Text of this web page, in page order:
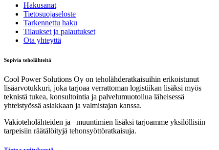
Hakusanat
Tietosuojaseloste
Tarkennettu haku
Tilaukset ja palautukset
Ota yhteyttä
Sopivia teholähteitä
Cool Power Solutions Oy on teholähderatkaisuihin erikoistunut
lisäarvotukkuri, joka tarjoaa verrattoman logistiikan lisäksi myös
teknistä tukea, konsultointia ja palvelumuotoilua läheisessä
yhteistyössä asiakkaan ja valmistajan kanssa.
Vakioteholähteiden ja –muuntimien lisäksi tarjoamme yksilöllisiin
tarpeisiin räätälöityjä tehonsyöttöratkaisuja.